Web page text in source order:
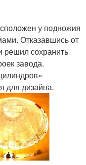
у подножия
Отказавшись от
решил сохранить
завода.
для дизайна.